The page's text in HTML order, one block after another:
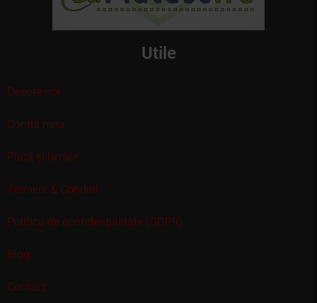
Utile
Despre noi
Contul meu
Plată și livrare
Termeni & Conditii
Politica de confidenţialitate (GDPR)
Blog
Contact